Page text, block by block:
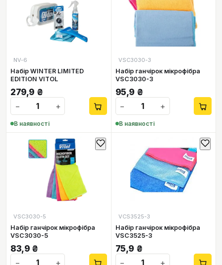
NV-6
Набір WINTER LIMITED
EDITION VITOL
279,9 ₴
−
+
В наявності
VSC3030-3
Набір ганчірок мікрофібра
VSC3030-3
95,9 ₴
−
+
В наявності
VSC3030-5
Набір ганчірок мікрофібра
VSC3030-5
83,9 ₴
−
+
VCS3525-3
Набір ганчірок мікрофібра
VSC3525-3
75,9 ₴
−
+